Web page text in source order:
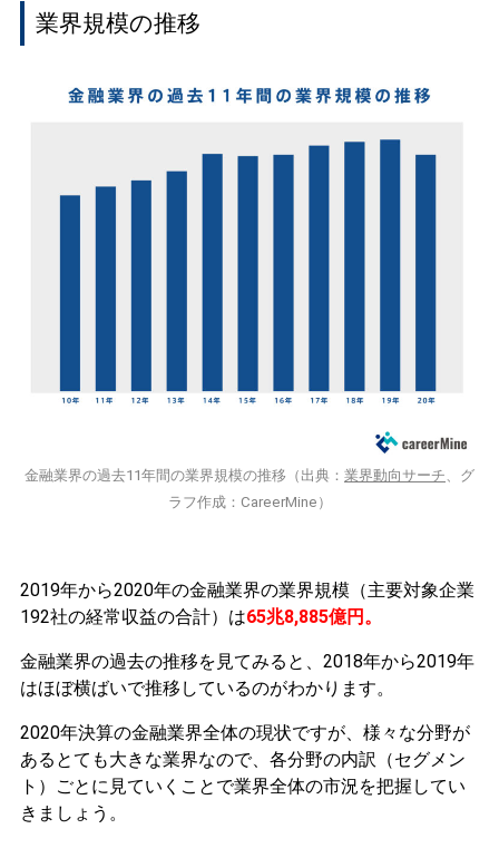
業界規模の推移
金融業界の過去11年間の業界規模の推移（出典： 業界動向サーチ、グ
ラフ作成：CareerMine）
2019年から2020年の金融業界の業界規模（主要対象企業
192社の経常収益の合計）は65兆8,885億円。
金融業界の過去の推移を見てみると、2018年から2019年
はほぼ横ばいで推移しているのがわかります。
2020年決算の金融業界全体の現状ですが、様々な分野が
あるとても大きな業界なので、各分野の内訳（セグメン
ト）ごとに見ていくことで業界全体の市況を把握してい
きましょう。